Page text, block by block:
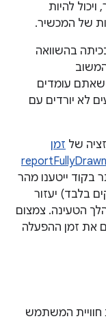
להיות
של המכשיר.
בהשוואה
שאתם עומדים
לא יורדים עם
זמן
reportFullyDrawn
בקוד ייטענו מהר
בלבד) יעזור
הטעינה. צמצום
את זמן ההפעלה
חוויית המשתמש